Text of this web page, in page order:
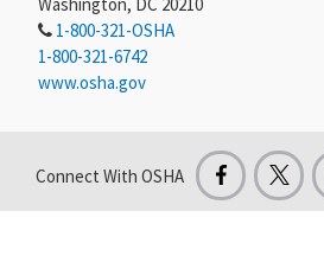
1-800-321-OSHA
1-800-321-6742
www.osha.gov
Connect With OSHA